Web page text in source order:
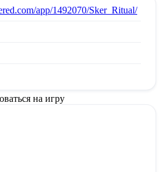
app/1492070/Sker_Ritual/
на игру